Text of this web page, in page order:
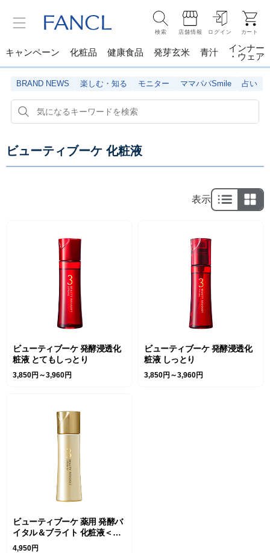
検索 店舗情報 ログイン カート
キャンペーン 化粧品 健康食品 発芽玄米 青汁
インナー
・ウェア
BRAND NEWS 楽しむ・知る モニター ママパパSmile 占い
ビューティブーケ 化粧液
表示
ビューティブーケ 発酵浸透化
粧液 とてもしっとり
3,850円～3,960円
ビューティブーケ 発酵浸透化
粧液 しっとり
3,850円～3,960円
ビューティブーケ 薬用 発酵バ
イタル＆ブライト 化粧液＜医
薬部外品＞
4,950円